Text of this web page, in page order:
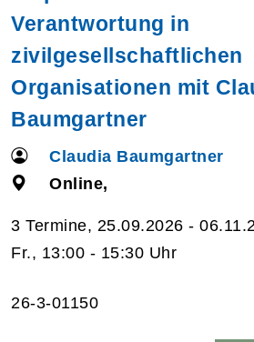
Verantwortung in
zivilgesellschaftlichen
Organisationen mit
Baumgartner
Claudia Baumgartner
Online,
3 Termine, 25.09.2026 -
Fr., 13:00 - 15:30 Uhr
26-3-01150